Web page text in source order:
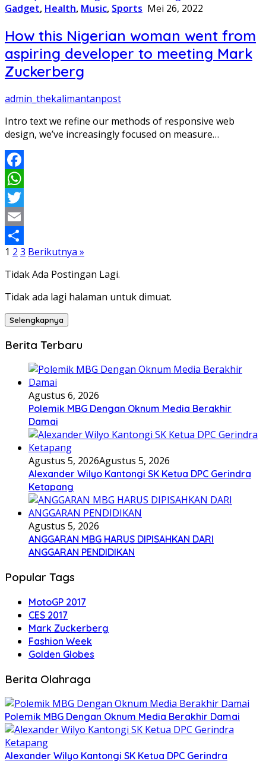
Gadget, Health, Music, Sports Mei 26, 2022
How this Nigerian woman went from
aspiring developer to meeting Mark
Zuckerberg
admin_thekalimantanpost
Intro text we refine our methods of responsive web
design, we’ve increasingly focused on measure…
Facebook
WhatsApp
Twitter
Email
Share
Paginasi
pos
1 2 3 Berikutnya »
Tidak Ada Postingan Lagi.
Tidak ada lagi halaman untuk dimuat.
Selengkapnya
Berita Terbaru
Agustus 6, 2026
Polemik MBG Dengan Oknum Media Berakhir
Damai
Agustus 5, 2026Agustus 5, 2026
Alexander Wilyo Kantongi SK Ketua DPC Gerindra
Ketapang
Agustus 5, 2026
ANGGARAN MBG HARUS DIPISAHKAN DARI
ANGGARAN PENDIDIKAN
Popular Tags
MotoGP 2017
CES 2017
Mark Zuckerberg
Fashion Week
Golden Globes
Berita Olahraga
Polemik MBG Dengan Oknum Media Berakhir Damai
Alexander Wilyo Kantongi SK Ketua DPC Gerindra